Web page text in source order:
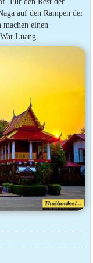
auf den Rampen der
einen
Luang.